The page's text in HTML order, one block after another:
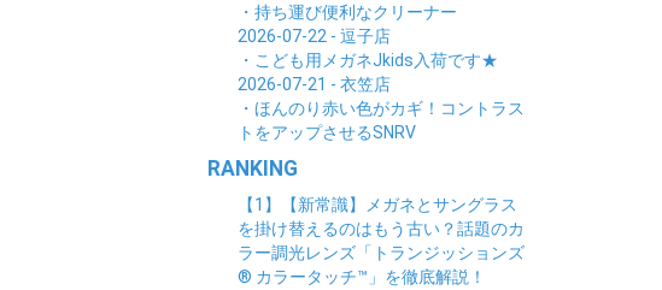
・持ち運び便利なクリーナー
2026-07-22 - 逗子店
・こども用メガネJkids入荷です★
2026-07-21 - 衣笠店
・ほんのり赤い色がカギ！コントラス
トをアップさせるSNRV
RANKING
【1】【新常識】メガネとサングラス
を掛け替えるのはもう古い？話題のカ
ラー調光レンズ「トランジッションズ
® カラータッチ™」を徹底解説！